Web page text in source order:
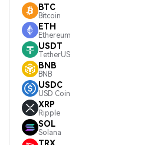
BTC
Bitcoin
ETH
Ethereum
USDT
TetherUS
BNB
BNB
USDC
USD Coin
XRP
Ripple
SOL
Solana
TRX